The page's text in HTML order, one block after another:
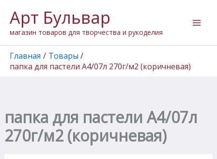
содержимому
Арт Бульвар
магазин товаров для творчества и рукоделия
Главная
Товары
папка для пастели А4/07л 270г/м2 (коричневая)
папка для пастели А4/07л
270г/м2 (коричневая)
товара
папка
для
пастели
А4/07л
м2